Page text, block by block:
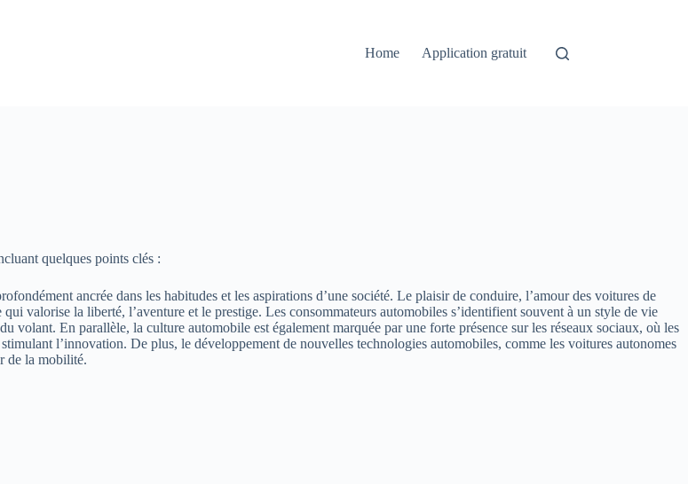
Home Application gratuit
quelques points clés :
ancrée dans les habitudes et les aspirations d’une société. Le plaisir de conduire, l’amour des voitures de
valorise la liberté, l’aventure et le prestige. Les consommateurs automobiles s’identifient souvent à un style de vie
volant. En parallèle, la culture automobile est également marquée par une forte présence sur les réseaux sociaux, où les
l’innovation. De plus, le développement de nouvelles technologies automobiles, comme les voitures autonomes
de la mobilité.